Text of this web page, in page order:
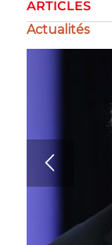
ARTICLES
Actualités